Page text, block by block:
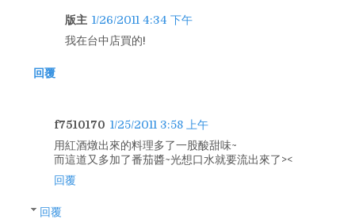
版主 1/26/2011 4:34 下午
我在台中店買的!
回覆
f7510170 1/25/2011 3:58 上午
用紅酒燉出來的料理多了一股酸甜味~
而這道又多加了番茄醬~光想口水就要流出來了><
回覆
回覆